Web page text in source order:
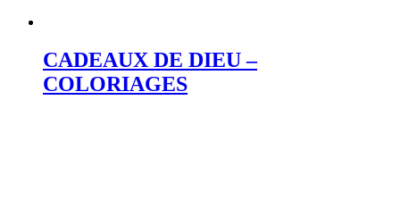
CADEAUX DE DIEU –
COLORIAGES